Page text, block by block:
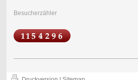
Besucherzähler